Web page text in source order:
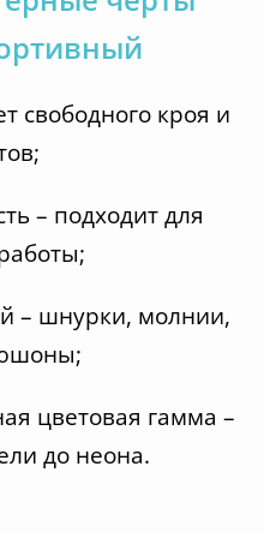
свободного кроя и
– подходит для
– шнурки, молнии,
цветовая гамма –
до неона.